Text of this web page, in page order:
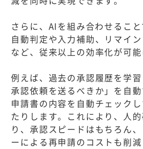
さらに、AIを組み合わせるこ
自動判定や入力補助、リマイ
など、従来以上の効率化が可能
例えば、過去の承認履歴を学
承認依頼を送るべきか」を自動
申請書の内容を自動チェック
たりします。これにより、人
り、承認スピードはもちろん
ーによる再申請のコストも削減